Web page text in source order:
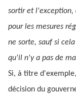
sortir et l'exception,
pour les mesures
ne sorte, sauf si
qu'il n'y a pas de
Si, à titre
décision du